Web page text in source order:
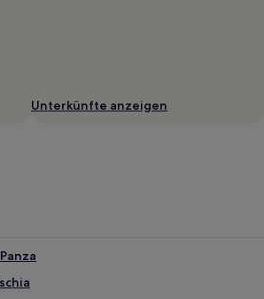
Unterkünfte anzeigen